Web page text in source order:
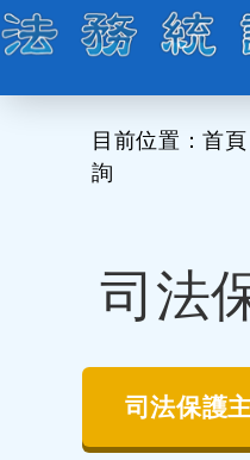
目前位置：首頁
詢
司法
司法保護